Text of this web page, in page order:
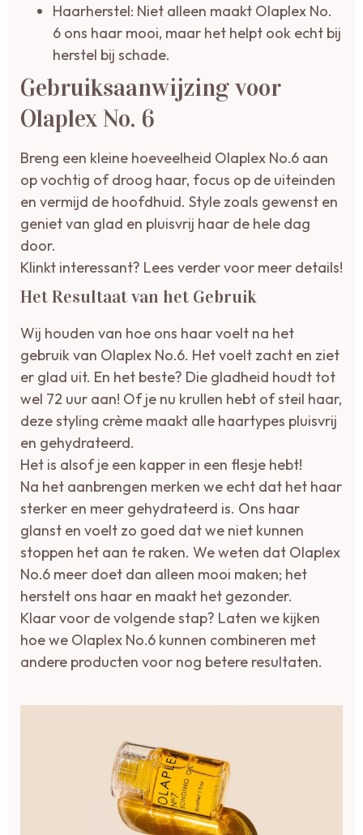
Haarherstel: Niet alleen maakt Olaplex No.
6 ons haar mooi, maar het helpt ook echt bij
herstel bij schade.
Gebruiksaanwijzing voor
Olaplex No. 6
Breng een kleine hoeveelheid Olaplex No.6 aan
op vochtig of droog haar, focus op de uiteinden
en vermijd de hoofdhuid. Style zoals gewenst en
geniet van glad en pluisvrij haar de hele dag
door.
Klinkt interessant? Lees verder voor meer details!
Het Resultaat van het Gebruik
Wij houden van hoe ons haar voelt na het
gebruik van Olaplex No.6. Het voelt zacht en ziet
er glad uit. En het beste? Die gladheid houdt tot
wel 72 uur aan! Of je nu krullen hebt of steil haar,
deze styling crème maakt alle haartypes pluisvrij
en gehydrateerd.
Het is alsof je een kapper in een flesje hebt!
Na het aanbrengen merken we echt dat het haar
sterker en meer gehydrateerd is. Ons haar
glanst en voelt zo goed dat we niet kunnen
stoppen het aan te raken. We weten dat Olaplex
No.6 meer doet dan alleen mooi maken; het
herstelt ons haar en maakt het gezonder.
Klaar voor de volgende stap? Laten we kijken
hoe we Olaplex No.6 kunnen combineren met
andere producten voor nog betere resultaten.